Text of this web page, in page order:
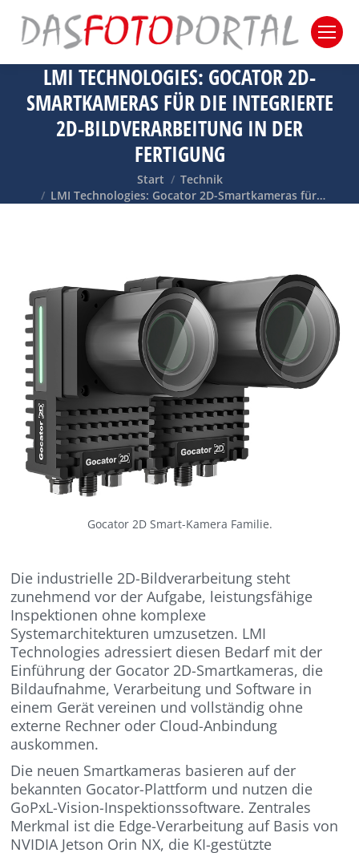
LMI TECHNOLOGIES: GOCATOR 2D-
SMARTKAMERAS FÜR DIE INTEGRIERTE
2D-BILDVERARBEITUNG IN DER
FERTIGUNG
Sie befinden sich hier:
Start
Technik
LMI Technologies: Gocator 2D-Smartkameras für…
Gocator 2D Smart-Kamera Familie.
Die industrielle 2D-Bildverarbeitung steht
zunehmend vor der Aufgabe, leistungsfähige
Inspektionen ohne komplexe
Systemarchitekturen umzusetzen. LMI
Technologies adressiert diesen Bedarf mit der
Einführung der Gocator 2D-Smartkameras, die
Bildaufnahme, Verarbeitung und Software in
einem Gerät vereinen und vollständig ohne
externe Rechner oder Cloud-Anbindung
auskommen.
Die neuen Smartkameras basieren auf der
bekannten Gocator-Plattform und nutzen die
GoPxL-Vision-Inspektionssoftware. Zentrales
Merkmal ist die Edge-Verarbeitung auf Basis von
NVIDIA Jetson Orin NX, die KI-gestützte